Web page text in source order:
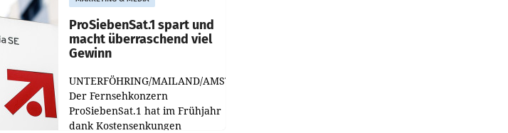
ProSiebenSat.1 spart und
macht überraschend viel
Gewinn
UNTERFÖHRING/MAILAND/AMSTERDAM.
Der Fernsehkonzern
ProSiebenSat.1 hat im Frühjahr
dank Kostensenkungen